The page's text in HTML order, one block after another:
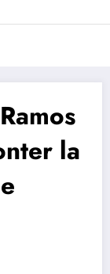
du football
la